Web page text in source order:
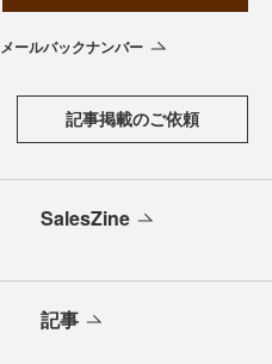
メールバックナンバー
記事掲載のご依頼
SalesZine
記事